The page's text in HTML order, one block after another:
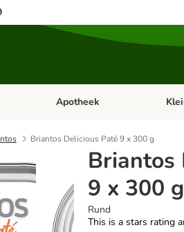
menu: Hond
Open categorie menu: Kat
Apotheek
Briantos Delicious Paté 9 x 300 g
Briantos
9 x 300 g
Rund
This is a stars rating